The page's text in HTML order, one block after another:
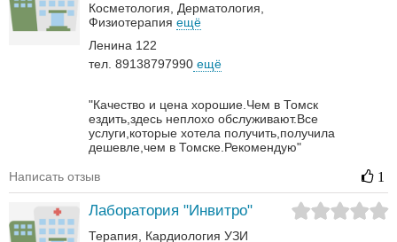
Косметология Дерматология‎
Физиотерапия ещё
Ленина 122
тел. 89138797990 ещё
"Качество и цена хорошие.Чем в Томск
ездить,здесь неплохо обслуживают.Все
услуги,которые хотела получить,получила
дешевле,чем в Томске.Рекомендую"
Написать отзыв 1
Лаборатория "Инвитро"
Терапия Кардиология УЗИ